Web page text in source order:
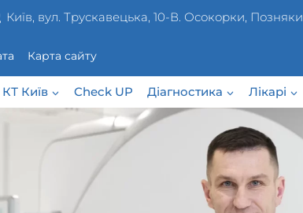
Київ, вул. Трускавецька, 10-В. Осокорки, Позняки
Карта сайту
КТ Київ Check UP Діагностика Лікарі